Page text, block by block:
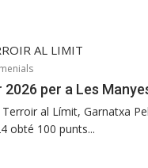
per a Les
al Límit, Garnatxa
obté 100 punts...